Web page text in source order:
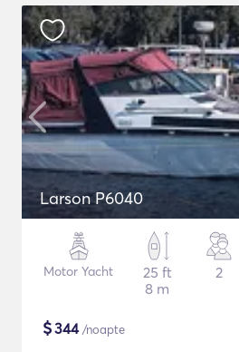
Larson P6040
Motor Yacht
25 ft
8 m
2
$344/noapte